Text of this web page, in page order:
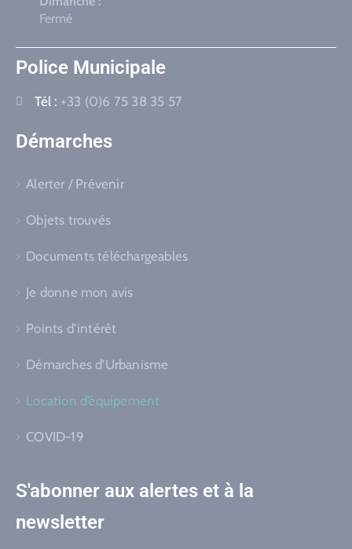
Fermé
Police Municipale
Tél : +33 (0)6 75 38 35 57
Démarches
Alerter / Prévenir
Objets trouvés
Documents téléchargeables
Je donne mon avis
Points d’intérêt
Démarches d’Urbanisme
Location d’équipement
COVID-19
S'abonner aux alertes et à la
newsletter